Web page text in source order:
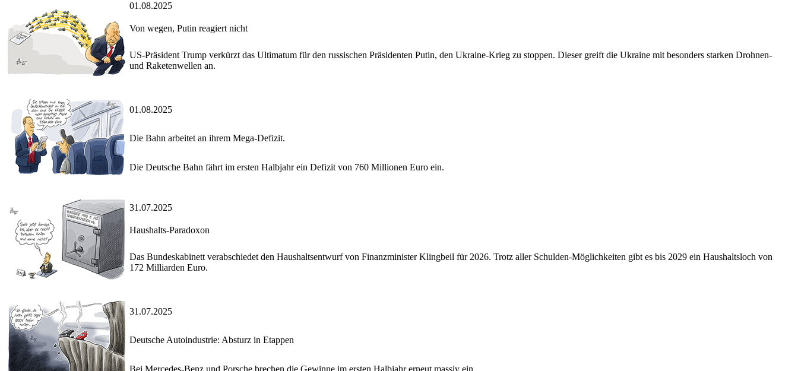
01.08.2025
Von wegen, Putin reagiert nicht
US-Präsident Trump verkürzt das Ultimatum für den russischen Präsidenten Putin, den Ukraine-Krieg zu stoppen. Dieser greift die Ukraine mit besonders starken Drohnen-
und Raketenwellen an.
01.08.2025
Die Bahn arbeitet an ihrem Mega-Defizit.
Die Deutsche Bahn fährt im ersten Halbjahr ein Defizit von 760 Millionen Euro ein.
31.07.2025
Haushalts-Paradoxon
Das Bundeskabinett verabschiedet den Haushaltsentwurf von Finanzminister Klingbeil für 2026. Trotz aller Schulden-Möglichkeiten gibt es bis 2029 ein Haushaltsloch von
172 Milliarden Euro.
31.07.2025
Deutsche Autoindustrie: Absturz in Etappen